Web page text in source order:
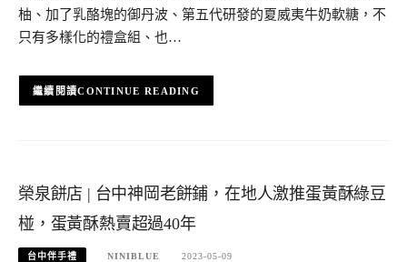
柚、加了乳酪塊的御丹波、第五代研發的夏威夷牛奶軟糖，不
只有多樣化的禮盒組、也…
CONTINUE READING
榮泉餅店 | 台中神岡老餅鋪，在地人激推蛋黃酥綠豆
椪，蛋黃酥熱賣超過40年
台中伴手禮 NINIBLUE 2023-05-09